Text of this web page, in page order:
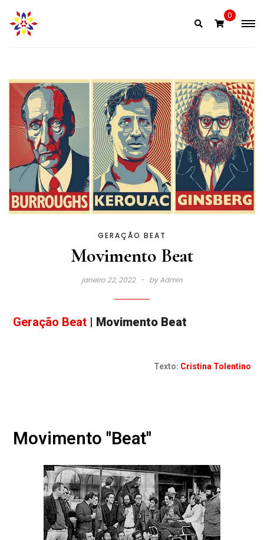
0
GERAÇÃO BEAT
Movimento Beat
janeiro 22, 2022 byAdmin
Geração Beat | Movimento Beat
Texto: Cristina Tolentino
Movimento "Beat"